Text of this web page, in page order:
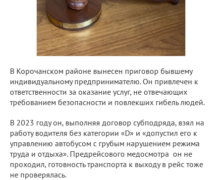
В Корочанском районе вынесен приговор бывшему
индивидуальному предпринимателю. Он привлечен к
ответственности за оказание услуг, не отвечающих
требованием безопасности и повлекших гибель людей.
В 2023 году он, выполняя договор субподряда, взял на
работу водителя без категории «D» и «допустил его к
управлению автобусом с грубым нарушением режима
труда и отдыха». Предрейсового медосмотра он не
проходил, готовность транспорта к выходу в рейс тоже
не проверялась.